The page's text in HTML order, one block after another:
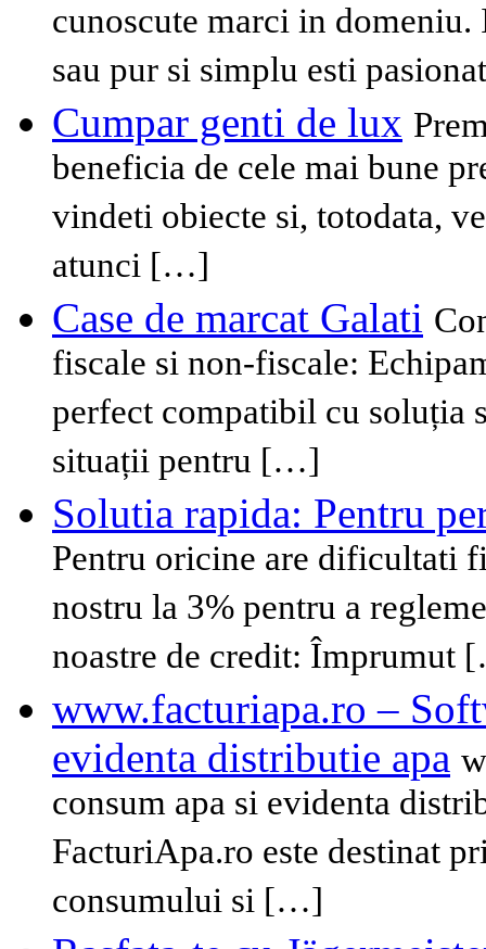
cunoscute marci in
sau pur si simplu esti
Cumpar genti de lux
beneficia de cele mai bune
vindeti obiecte si, totodata,
atunci […]
Case de marcat Galati
fiscale si non-fiscale:
perfect compatibil cu soluția
situații pentru […]
Solutia rapida: Pentru
Pentru oricine are dificultati
nostru la 3% pentru a
noastre de credit: Împrumut
www.facturiapa.ro –
evidenta distributie apa
consum apa si evidenta
FacturiApa.ro este destinat
consumului si […]